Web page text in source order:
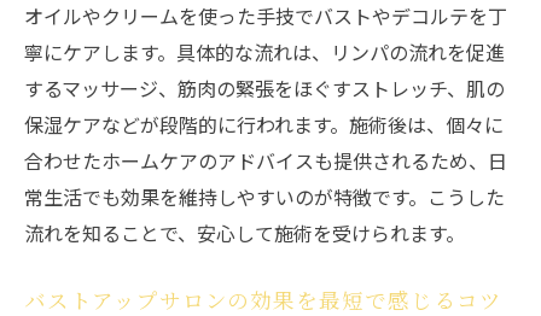
オイルやクリームを使った手技でバストやデコルテを丁
寧にケアします。具体的な流れは、リンパの流れを促進
するマッサージ、筋肉の緊張をほぐすストレッチ、肌の
保湿ケアなどが段階的に行われます。施術後は、個々に
合わせたホームケアのアドバイスも提供されるため、日
常生活でも効果を維持しやすいのが特徴です。こうした
流れを知ることで、安心して施術を受けられます。
バストアップサロンの効果を最短で感じるコツ